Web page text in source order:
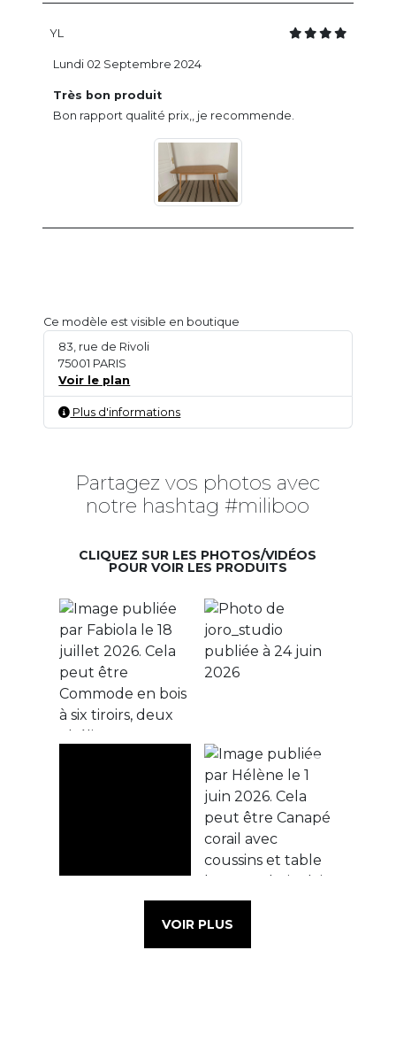
YL
Très bon produit
Bon rapport qualité prix,, je recommende.
Lundi 02 Septembre 2024
Ce modèle est visible en boutique
83, rue de Rivoli
75001 PARIS
Voir le plan
Plus d'informations
Partagez vos photos avec
notre hashtag #miliboo
CLIQUEZ SUR LES PHOTOS/VIDÉOS
POUR VOIR LES PRODUITS
VOIR PLUS